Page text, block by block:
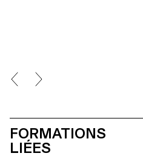
fonctions et de l'interaction avec
les visiteurs. Les étudiant·e·s ont
briques et autres matériaux) pour
construire leurs installations. Le
projet a été sélectionné et
accompagné par le designer
français Ronan Bouroullec, l'ECAL,
FORMATIONS
LIÉES